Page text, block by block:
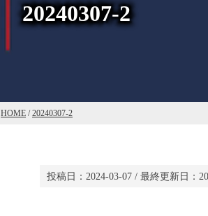
20240307-2
HOME /20240307-2
投稿日： 2024-03-07 / 最終更新日：